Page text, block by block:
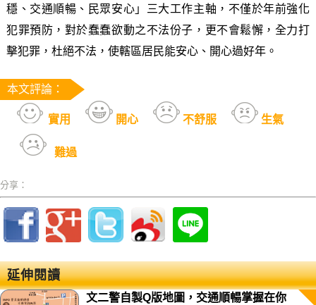
穩、交通順暢、民眾安心」三大工作主軸，不僅於年前強化
犯罪預防，對於蠢蠢欲動之不法份子，更不會鬆懈，全力打
擊犯罪，杜絕不法，使轄區居民能安心、開心過好年。
本文評論：
實用 開心 不舒服 生氣
難過
分享：
延伸閱讀
文二警自製Q版地圖，交通順暢掌握在你